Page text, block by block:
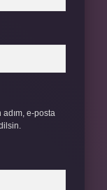
adım, e-posta